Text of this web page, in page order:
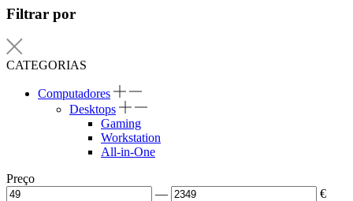
Filtrar por
CATEGORIAS
Computadores
Desktops
Gaming
Workstation
All-in-One
Preço
—
€